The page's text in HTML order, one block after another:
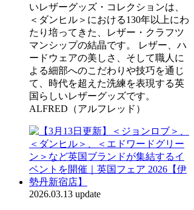
いレザーグッズ・コレクションは、
＜ダンヒル＞における130年以上にわ
たり培ってきた、レザー・クラフツ
マンシップの結晶です。 レザー、ハ
ードウェアの美しさ、そして職人に
よる細部へのこだわりや技巧を通じ
て、時代を超えた洗練を表現する英
国らしいレザーグッズです。
ALFRED（アルフレッド）
2026.03.13 update